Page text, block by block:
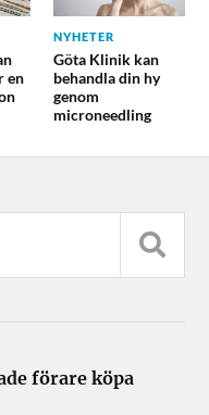
en
NYHETER
Göta Klinik kan
behandla din hy
genom
microneedling
förare köpa